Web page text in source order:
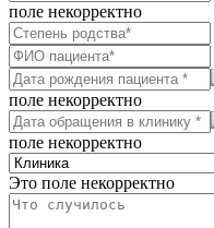
поле некорректно
поле некорректно
поле некорректно
Это поле некорректно